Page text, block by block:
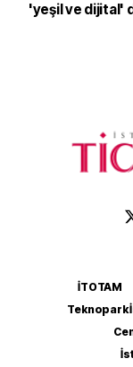
'yeşil ve dijital'
İTOTAM
Teknopark